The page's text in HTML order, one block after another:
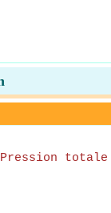
Pression totale